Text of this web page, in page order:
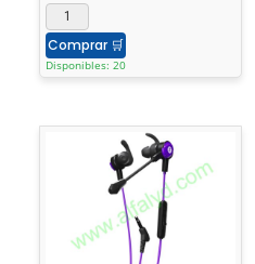
Comprar 🛒
Disponibles: 20